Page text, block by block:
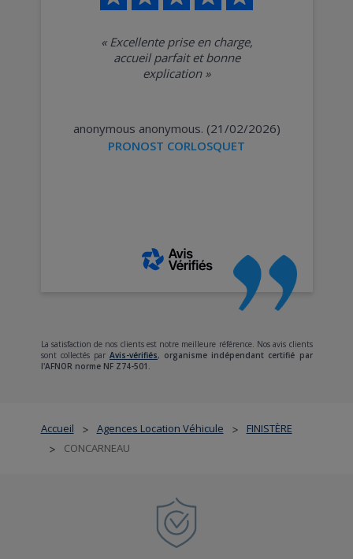
Accueil > Agences Location Véhicule > FINISTÈRE
> CONCARNEAU
« Excellente prise en charge,
accueil parfait et bonne
explication»
anonymous anonymous. (21/02/2026)
PRONOST CORLOSQUET
La satisfaction de nos clients est notre meilleure référence. Nos avis clients
sont collectés par Avis-vérifiés, organisme indépendant certifié par
l'AFNOR norme NF Z74-501.